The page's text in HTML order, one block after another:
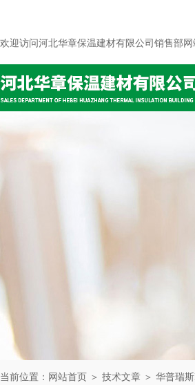
欢迎访问河北华章保温建材有限公司销售部网
当前位置： 网站首页 ＞ 技术文章 ＞ 华普瑞